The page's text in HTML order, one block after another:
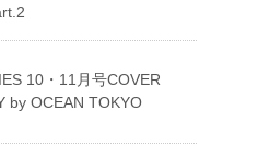
10・11月号COVER
by OCEAN TOKYO